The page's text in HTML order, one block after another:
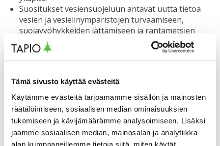
Tämä sivusto käyttää evästeitä
Käytämme evästeitä tarjoamamme sisällön ja mainosten
räätälöimiseen, sosiaalisen median ominaisuuksien
tukemiseen ja kävijämäärämme analysoimiseen. Lisäksi
jaamme sosiaalisen median, mainosalan ja analytiikka-
alan kumppaneillemme tietoja siitä, miten käytät
Suositukset vesiensuojeluun antavat uutta tietoa
vesien ja vesielinympäristöjen turvaamiseen,
suojavyöhykkeiden jättämiseen ja rantametsien
käsittelyyn sekä veden palauttamiseen kuivuneelle
suolle. Myös vesiensuojelurakenteita ja kosteikon
perustamista koskevat sisällöt on päivitetty.
sekametsän kasvattamiseen ja puulajikirjon
lisäämiseen. Ne ovat osa luonnosta huolehtivan
metsänomistajan toimenpidekirjoa ja auttavat myös
tasaamaan metsätalouden riskejä.
Joulukuun aikana julkaistaan vielä tietoa tulen ja
palon vaurioittaman puun hyödyistä sekä